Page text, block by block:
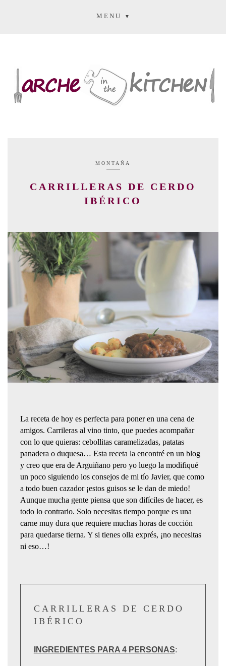
MENU
MONTAÑA
CARRILLERAS DE CERDO
IBÉRICO
La receta de hoy es perfecta para poner en una cena de
amigos. Carrileras al vino tinto, que puedes acompañar
con lo que quieras: cebollitas caramelizadas, patatas
panadera o duquesa… Esta receta la encontré en un blog
y creo que era de Arguiñano pero yo luego la modifiqué
un poco siguiendo los consejos de mi tío Javier, que como
a todo buen cazador ¡estos guisos se le dan de miedo!
Aunque mucha gente piensa que son difíciles de hacer, es
todo lo contrario. Solo necesitas tiempo porque es una
carne muy dura que requiere muchas horas de cocción
para quedarse tierna. Y si tienes olla exprés, ¡no necesitas
ni eso…!
CARRILLERAS DE CERDO
IBÉRICO
INGREDIENTES PARA 4 PERSONAS: